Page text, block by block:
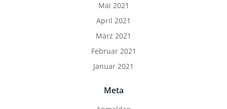
Mai 2021
April 2021
März 2021
Februar 2021
Januar 2021
Meta